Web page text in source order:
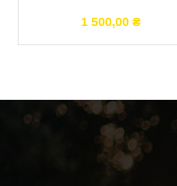
1 500,00 ₴